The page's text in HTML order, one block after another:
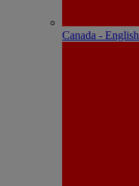
Canada - English